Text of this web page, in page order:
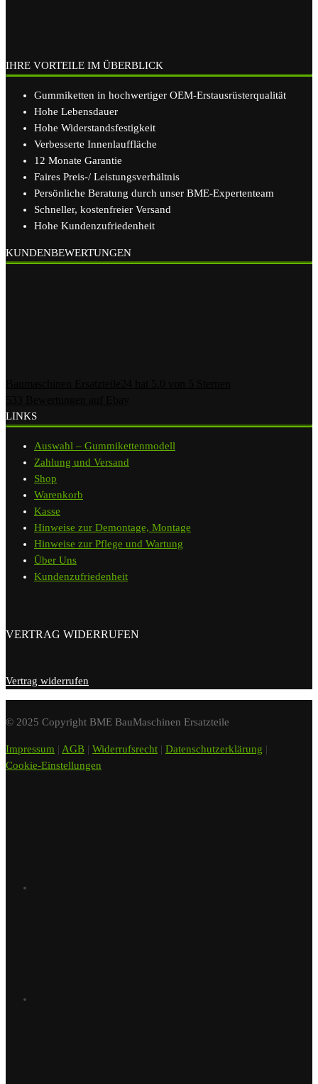
IHRE VORTEILE IM ÜBERBLICK
Gummiketten in hochwertiger OEM-Erstausrüsterqualität
Hohe Lebensdauer
Hohe Widerstandsfestigkeit
Verbesserte Innenlauffläche
12 Monate Garantie
Faires Preis-/ Leistungsverhältnis
Persönliche Beratung durch unser BME-Expertenteam
Schneller, kostenfreier Versand
Hohe Kundenzufriedenheit
KUNDENBEWERTUNGEN
LINKS
Auswahl – Gummikettenmodell
Zahlung und Versand
Shop
Warenkorb
Kasse
Hinweise zur Demontage, Montage
Hinweise zur Pflege und Wartung
Über Uns
Kundenzufriedenheit
VERTRAG WIDERRUFEN
Vertrag widerrufen
© 2025 Copyright BME BauMaschinen Ersatzteile
Impressum | AGB | Widerrufsrecht | Datenschutzerklärung |
Cookie-Einstellungen